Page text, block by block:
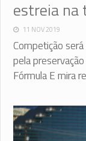
estreia na
11 NOV 2019
Competição
pela
Fórmula E mira